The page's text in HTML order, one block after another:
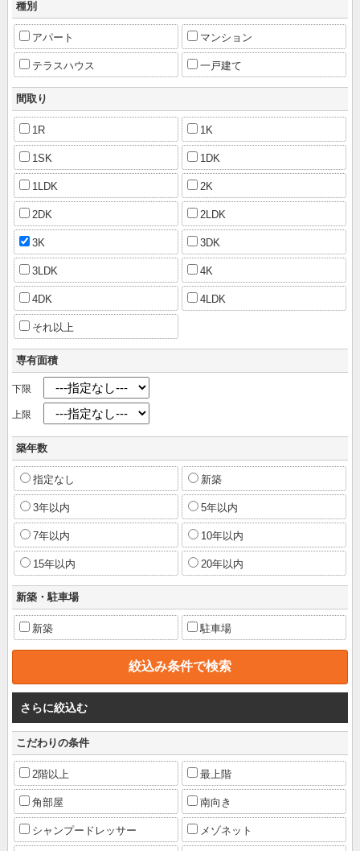
種別
アパート マンション
テラスハウス 一戸建て
間取り
1R 1K
1SK 1DK
1LDK 2K
2DK 2LDK
3K 3DK
3LDK 4K
4DK 4LDK
それ以上
専有面積
下限
上限
築年数
指定なし 新築
3年以内 5年以内
7年以内 10年以内
15年以内 20年以内
新築・駐車場
新築 駐車場
さらに絞込む
こだわりの条件
2階以上 最上階
角部屋 南向き
シャンプードレッサー メゾネット